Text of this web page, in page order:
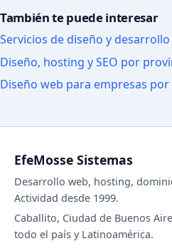
También te puede interesar
Servicios de diseño y
Diseño, hosting y SEO por
Diseño web para empresas
EfeMosse Sistemas
Desarrollo web, hosting,
Actividad desde 1999.
Caballito, Ciudad de Buenos
todo el país y Latinoamérica.